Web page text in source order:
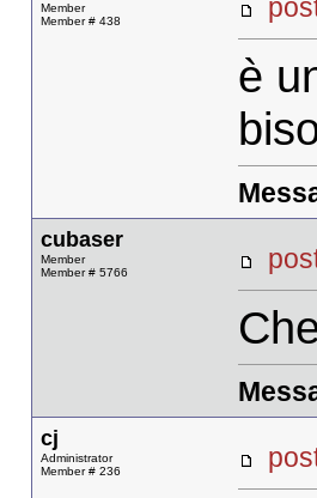
Member
Member # 438
è
cubaser
Member
Member # 5766
cj
Administrator
Member # 236